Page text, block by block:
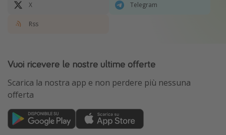
X Telegram
Rss
Vuoi ricevere le nostre ultime offerte
Scarica la nostra app e non perdere più nessuna
offerta